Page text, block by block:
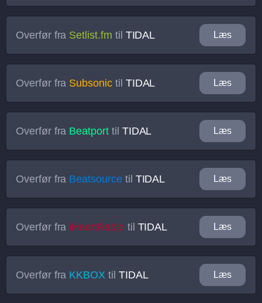
Overfør fra Setlist.fm til TIDAL Læs
Overfør fra Subsonictil TIDAL Læs
Overfør fra Beatporttil TIDAL Læs
Overfør fra Beatsourcetil TIDAL Læs
Overfør fra iHeartRadiotil TIDAL Læs
Overfør fra KKBOX til TIDAL Læs